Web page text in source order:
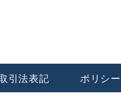
引法表記 ポリシー